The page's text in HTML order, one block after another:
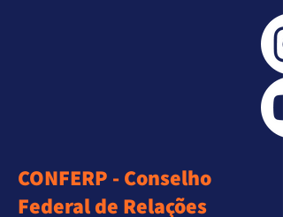
CONFERP - Conselho
Federal de Relações